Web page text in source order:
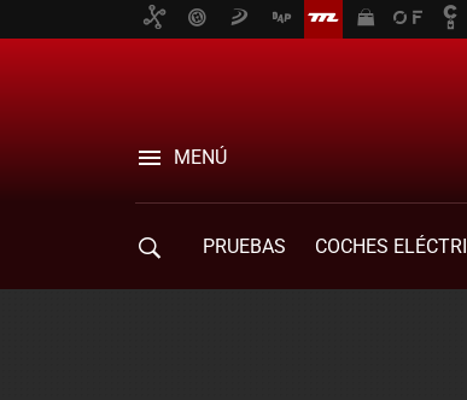
MENÚ
PRUEBAS COCHES